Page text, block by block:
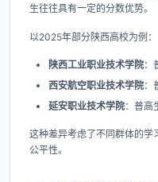
生往往具有一定的分数优势。
以2025年部分陕西高校为例：
陕西工业职业技术学院：
西安航空职业技术学院：
延安职业技术学院：普高
这种差异考虑了不同群体的学
公平性。